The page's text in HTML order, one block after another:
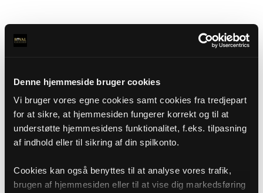
Denne hjemmeside bruger cookies
Vi bruger vores egne cookies samt cookies fra tredjepart
for at sikre, at hjemmesiden fungerer korrekt og til at
understøtte hjemmesidens funktionalitet, f.eks. tilpasning
af indhold eller til sikring af din spilkonto.
Cookies kan også benyttes til at analyse vores trafik,
brugen af hjemmesiden eller til at vise dig markedsføring